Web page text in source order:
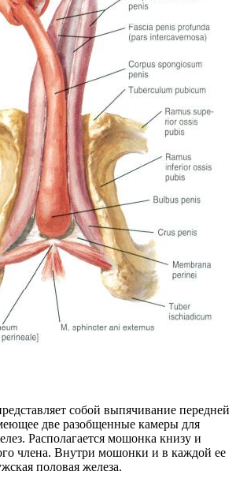
собой выпячивание передней
две разобщенные камеры для
Располагается мошонка книзу и
члена. Внутри мошонки и в каждой ее
половая железа.